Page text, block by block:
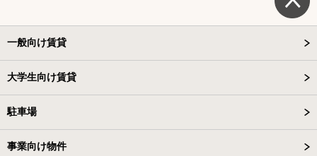
一般向け賃貸
大学生向け賃貸
駐車場
事業向け物件